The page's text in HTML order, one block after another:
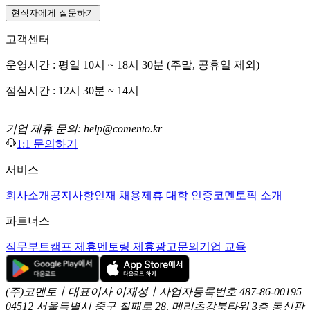
현직자에게 질문하기
고객센터
운영시간 : 평일 10시 ~ 18시 30분 (주말, 공휴일 제외)
점심시간 : 12시 30분 ~ 14시
기업 제휴 문의: help@comento.kr
1:1 문의하기
서비스
회사소개 공지사항인재 채용제휴 대학 인증코멘토픽 소개
파트너스
직무부트캠프 제휴멘토링 제휴광고문의 기업 교육
(주)코멘토ㅣ대표이사 이재성ㅣ사업자등록번호 487-86-00195
04512 서울특별시 중구 칠패로 28, 메리츠강북타워 3층 통신판